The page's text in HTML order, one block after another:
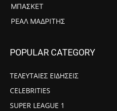
ΜΠΆΣΚΕΤ
ΡΕΆΛ ΜΑΔΡΊΤΗΣ
POPULAR CATEGORY
ΤΕΛΕΥΤΑΙΕΣ ΕΙΔΗΣΕΙΣ
CELEBRITIES
SUPER LEAGUE 1